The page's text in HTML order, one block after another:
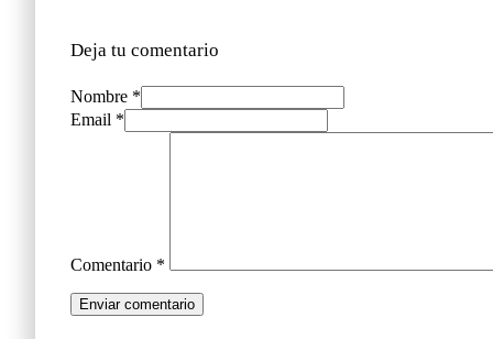
Deja tu comentario
Nombre *
Email *
Comentario *